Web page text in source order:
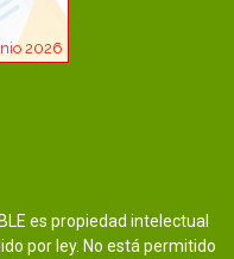
es propiedad intelectual
por ley. No está permitido